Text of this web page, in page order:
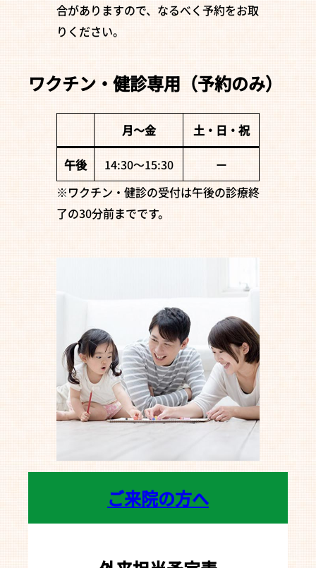
合がありますので、なるべく予約をお取
りください。
ワクチン・健診専用（予約のみ）
月〜金 土・日・祝
午後 14:30〜15:30
ー
※ワクチン・健診の受付は午後の診療終
了の30分前までです。
ご来院の方へ